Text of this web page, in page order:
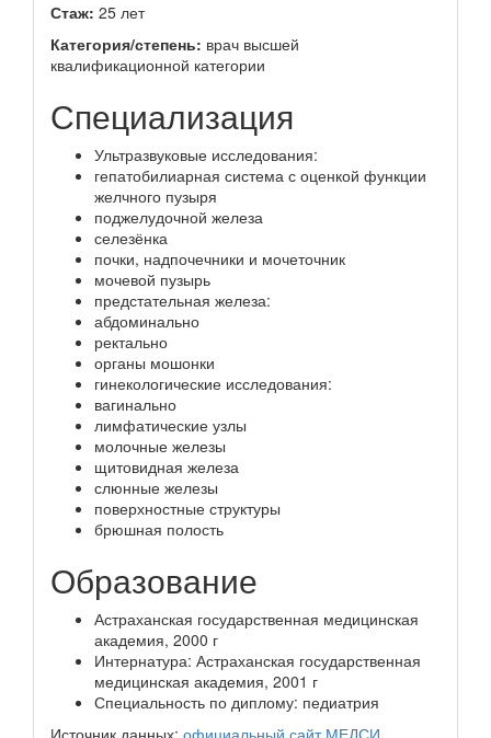
Стаж: 25 лет
Категория/степень: врач высшей
квалификационной категории
Специализация
Ультразвуковые исследования:
гепатобилиарная система с оценкой функции
желчного пузыря
поджелудочной железа
селезёнка
почки, надпочечники и мочеточник
мочевой пузырь
предстательная железа:
абдоминально
ректально
органы мошонки
гинекологические исследования:
вагинально
лимфатические узлы
молочные железы
щитовидная железа
слюнные железы
поверхностные структуры
брюшная полость
Образование
Астраханская государственная медицинская
академия, 2000 г
Интернатура: Астраханская государственная
медицинская академия, 2001 г
Специальность по диплому: педиатрия
Источник данных: официальный сайт МЕДСИ.